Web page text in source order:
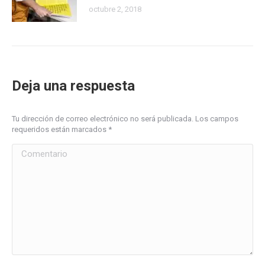
octubre 2, 2018
Deja una respuesta
Tu dirección de correo electrónico no será publicada. Los campos
requeridos están marcados *
Comentario